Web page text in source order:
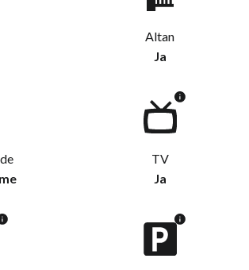
Altan
Ja
TV
Ja